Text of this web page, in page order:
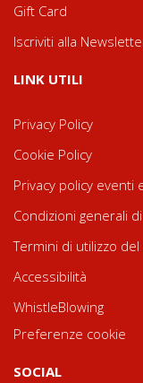
Gift Card
Iscriviti alla
LINK UTILI
Privacy Policy
Cookie Policy
Privacy policy eventi
Condizioni generali
Termini di utilizzo del
Accessibilità
WhistleBlowing
Preferenze cookie
SOCIAL